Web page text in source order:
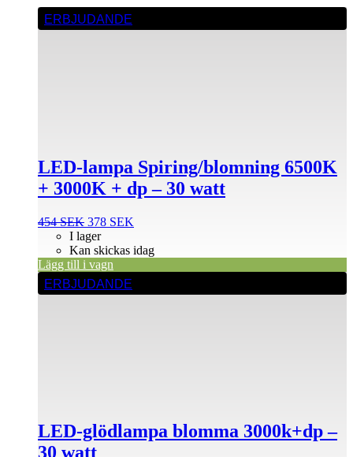
ERBJUDANDE
LED-lampa Spiring/blomning 6500K
+ 3000K + dp – 30 watt
454SEK Det
ursprungliga
priset
var:
454 SEK.
378 SEK
priset
I lager
Kan skickas idag
Lägg till i vagn
ERBJUDANDE
LED-glödlampa blomma 3000k+dp –
30 watt